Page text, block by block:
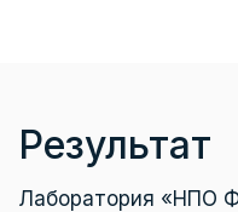
Результат
Лаборатория «НПО